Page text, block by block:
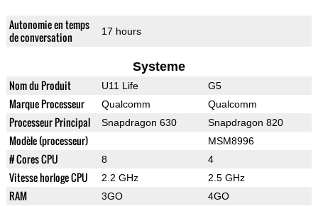
Autonomie en temps
de conversation
17 hours
Systeme
Nom du Produit U11 Life G5
Marque Processeur Qualcomm Qualcomm
Processeur Principal Snapdragon 630 Snapdragon 820
Modèle (processeur) MSM8996
# Cores CPU 8 4
Vitesse horloge CPU 2.2 GHz 2.5 GHz
RAM 3GO 4GO